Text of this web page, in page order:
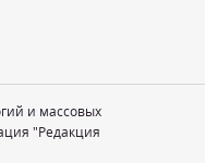
и массовых
"Редакция